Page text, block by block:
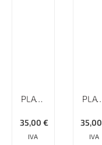
PLATO ESMALTADO LISO MINAKARI – 17 CM
€
35,00
IVA
PLATO ESMALTADO LISO MINAKARI – 17 CM
35,00
IVA